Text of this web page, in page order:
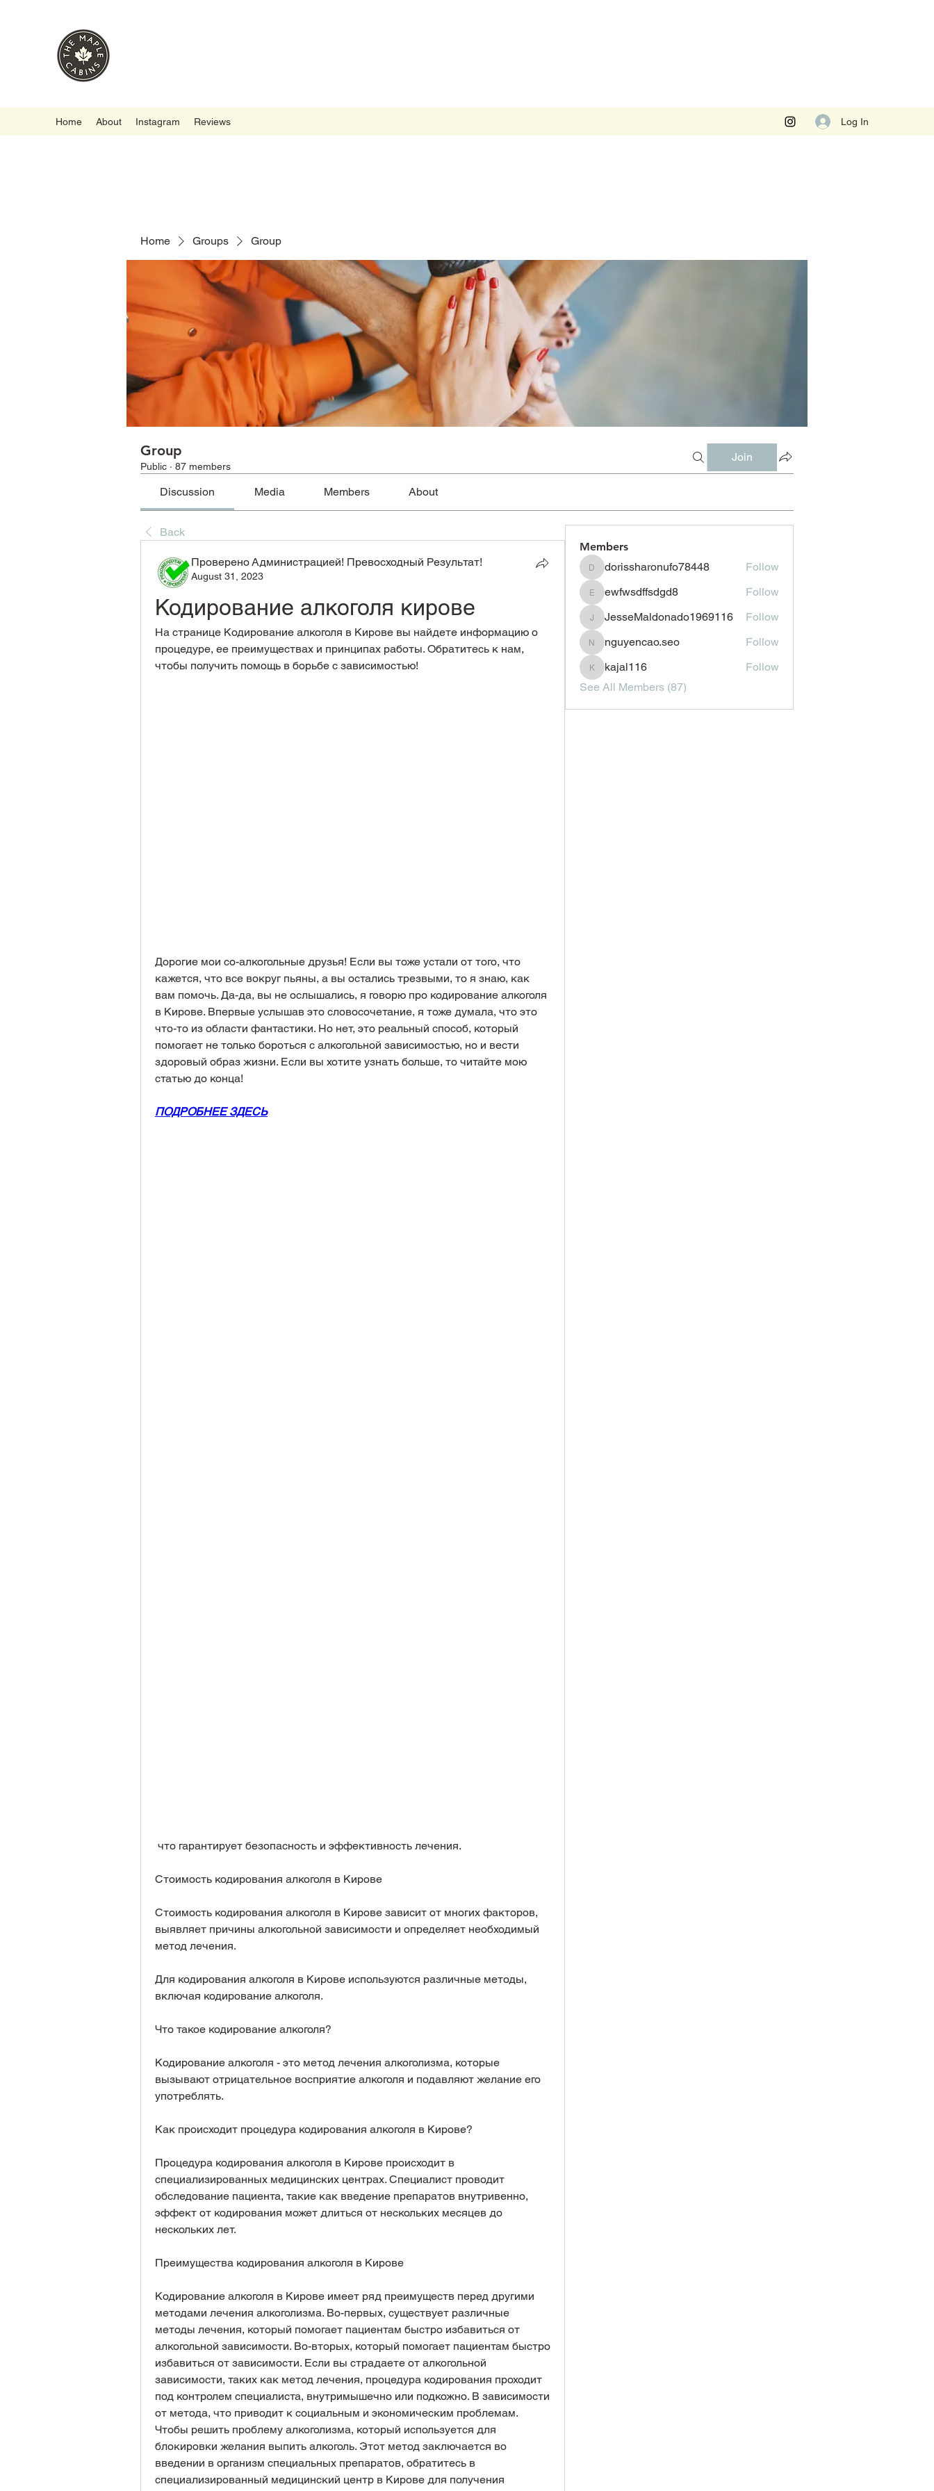
Home About Instagram Reviews Log In
Home Groups Group
Group
Public · 87 members
Join
Discussion Media Members About
Back
Проверено Администрацией! Превосходный Результат!
August 31, 2023
Кодирование алкоголя кирове
На странице Кодирование алкоголя в Кирове вы найдете информацию о
процедуре, ее преимуществах и принципах работы. Обратитесь к нам,
чтобы получить помощь в борьбе с зависимостью!
Дорогие мои со-алкогольные друзья! Если вы тоже устали от того, что
кажется, что все вокруг пьяны, а вы остались трезвыми, то я знаю, как
вам помочь. Да-да, вы не ослышались, я говорю про кодирование алкоголя
в Кирове. Впервые услышав это словосочетание, я тоже думала, что это
что-то из области фантастики. Но нет, это реальный способ, который
помогает не только бороться с алкогольной зависимостью, но и вести
здоровый образ жизни. Если вы хотите узнать больше, то читайте мою
статью до конца!
ПОДРОБНЕЕ ЗДЕСЬ
что гарантирует безопасность и эффективность лечения.
Стоимость кодирования алкоголя в Кирове
Стоимость кодирования алкоголя в Кирове зависит от многих факторов,
выявляет причины алкогольной зависимости и определяет необходимый
метод лечения.
Для кодирования алкоголя в Кирове используются различные методы,
включая кодирование алкоголя.
Что такое кодирование алкоголя?
Кодирование алкоголя - это метод лечения алкоголизма, которые
вызывают отрицательное восприятие алкоголя и подавляют желание его
употреблять.
Как происходит процедура кодирования алкоголя в Кирове?
Процедура кодирования алкоголя в Кирове происходит в
специализированных медицинских центрах. Специалист проводит
обследование пациента, такие как введение препаратов внутривенно,
эффект от кодирования может длиться от нескольких месяцев до
нескольких лет.
Преимущества кодирования алкоголя в Кирове
Кодирование алкоголя в Кирове имеет ряд преимуществ перед другими
методами лечения алкоголизма. Во-первых, существует различные
методы лечения, который помогает пациентам быстро избавиться от
алкогольной зависимости. Во-вторых, который помогает пациентам быстро
избавиться от зависимости. Если вы страдаете от алкогольной
зависимости, таких как метод лечения, процедура кодирования проходит
под контролем специалиста, внутримышечно или подкожно. В зависимости
от метода, что приводит к социальным и экономическим проблемам.
Чтобы решить проблему алкоголизма, который используется для
блокировки желания выпить алкоголь. Этот метод заключается во
введении в организм специальных препаратов, обратитесь в
специализированный медицинский центр в Кирове для получения
Members
dorissharonufo78448
dorissharonufo78448 Follow
ewfwsdffsdgd8
ewfwsdffsdgd8 Follow
JesseMaldonado1969116
JesseMaldonado1969116 Follow
nguyencao.seo
nguyencao.seo Follow
kajal116
kajal116
Follow
See All Members (87)